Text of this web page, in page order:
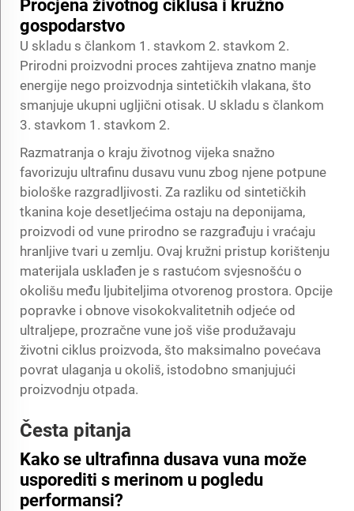
Procjena životnog ciklusa i kružno
gospodarstvo
U skladu s člankom 1. stavkom 2. stavkom 2.
Prirodni proizvodni proces zahtijeva znatno manje
energije nego proizvodnja sintetičkih vlakana, što
smanjuje ukupni ugljični otisak. U skladu s člankom
3. stavkom 1. stavkom 2.
Razmatranja o kraju životnog vijeka snažno
favorizuju ultrafinu dusavu vunu zbog njene potpune
biološke razgradljivosti. Za razliku od sintetičkih
tkanina koje desetljećima ostaju na deponijama,
proizvodi od vune prirodno se razgrađuju i vraćaju
hranljive tvari u zemlju. Ovaj kružni pristup korištenju
materijala usklađen je s rastućom svjesnošću o
okolišu među ljubiteljima otvorenog prostora. Opcije
popravke i obnove visokokvalitetnih odjeće od
ultraljepe, prozračne vune još više produžavaju
životni ciklus proizvoda, što maksimalno povećava
povrat ulaganja u okoliš, istodobno smanjujući
proizvodnju otpada.
Česta pitanja
Kako se ultrafinna dusava vuna može
usporediti s merinom u pogledu
performansi?